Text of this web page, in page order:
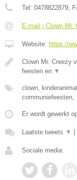
Tel: 0478822879,
E-mail › Clown Mr.
Website: https://
Clown Mr. Creezy
feesten en ▼
clown,
communiefeesten,
Er wordt gewerkt
Laatste tweets ▼
Sociale media: